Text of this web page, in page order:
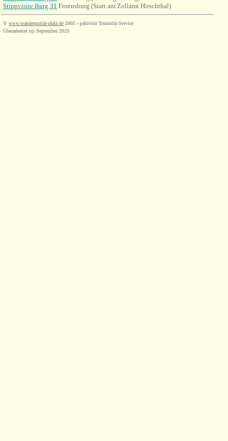
Stippvisite Burg 31 Froensburg (Start am Zollamt Hirschthal)
© www.wanderportal-pfalz.de 2005 - palzvisit Touristik-Service
Überarbeitet im September 2020